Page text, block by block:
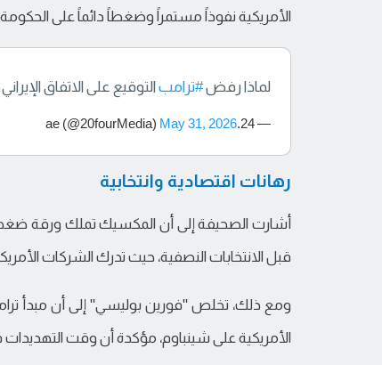
الأمريكية نفوذاً مستمراً وضغطاً دائماً على
لماذا رفض#ترامب التوقيع على الاتفاق
— 24.ae (@20fourMedia)
May 31, 2026
رهانات اقتصادية وانتخابية
أشارت الصحيفة إلى أن المكسيك تملك ورقة
قبل الانتخابات النصفية، حيث تدرك الشركات
ومع ذلك، تخلص "فورين بوليسي" إلى أن مبدأ
الأمريكية على شينباوم، مؤكدة أن وقت